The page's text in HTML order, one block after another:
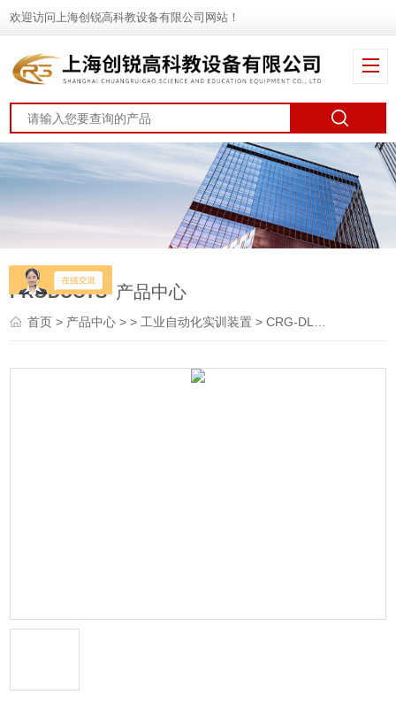
欢迎访问上海创锐高科教设备有限公司网站！
PRODUCTS 产品中心
首页> 产品中心 > >工业自动化实训装置 > CRG-DLX01电力自动化及继电保护实验装置